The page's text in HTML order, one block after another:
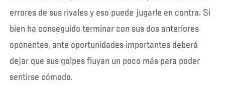
errores de sus rivales y eso puede jugarle en contra. Si
bien ha conseguido terminar con sus dos anteriores
oponentes, ante oportunidades importantes deberá
dejar que sus golpes fluyan un poco más para poder
sentirse cómodo.